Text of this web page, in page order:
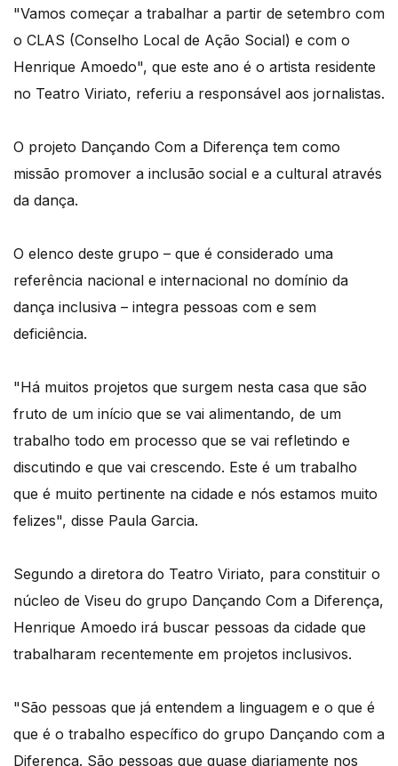
"Vamos começar a trabalhar a partir de setembro com
o CLAS (Conselho Local de Ação Social) e com o
Henrique Amoedo", que este ano é o artista residente
no Teatro Viriato, referiu a responsável aos jornalistas.
O projeto Dançando Com a Diferença tem como
missão promover a inclusão social e a cultural através
da dança.
O elenco deste grupo – que é considerado uma
referência nacional e internacional no domínio da
dança inclusiva – integra pessoas com e sem
deficiência.
"Há muitos projetos que surgem nesta casa que são
fruto de um início que se vai alimentando, de um
trabalho todo em processo que se vai refletindo e
discutindo e que vai crescendo. Este é um trabalho
que é muito pertinente na cidade e nós estamos muito
felizes", disse Paula Garcia.
Segundo a diretora do Teatro Viriato, para constituir o
núcleo de Viseu do grupo Dançando Com a Diferença,
Henrique Amoedo irá buscar pessoas da cidade que
trabalharam recentemente em projetos inclusivos.
"São pessoas que já entendem a linguagem e o que é
que é o trabalho específico do grupo Dançando com a
Diferença. São pessoas que quase diariamente nos